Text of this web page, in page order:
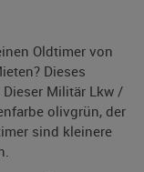
Oldtimer von
Dieses
Dieser Militär Lkw /
olivgrün, der
sind kleinere